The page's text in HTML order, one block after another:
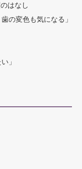
はなし
の変色も気になる」
」